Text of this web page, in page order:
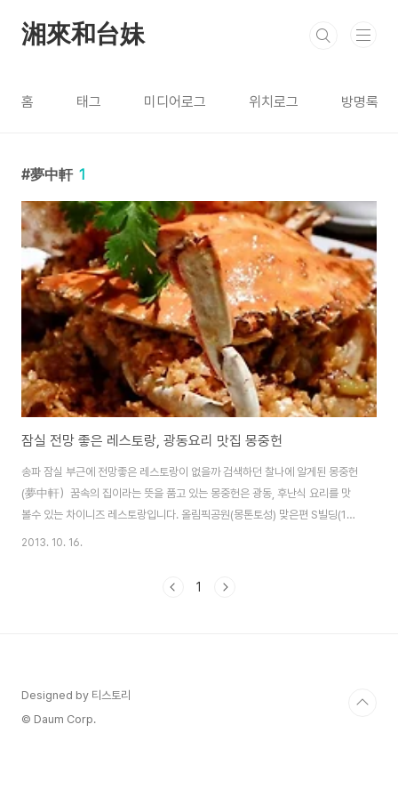
湘來和台妹
홈 태그 미디어로그 위치로그 방명록
夢中軒 1
잠실 전망 좋은 레스토랑, 광동요리 맛집 몽중헌
송파 잠실 부근에 전망좋은 레스토랑이 없을까 검색하던 찰나에 알게된 몽중헌
(夢中軒）꿈속의 집이라는 뜻을 품고 있는 몽중헌은 광동, 후난식 요리를 맛
볼수 있는 차이니즈 레스토랑입니다. 올림픽공원(몽톤토성) 맞은편 S빌딩(1층
에 벤츠전시장이 있음) 20, 21층에 위치하고 있습니다.무엇보다 올림픽공원이
에도 제격이 아닐까 싶네요 방문한 이날은 결혼기념일을 맞이하며 오랜만에 광
2013. 10. 16.
1
Designed by 티스토리
© Daum Corp.